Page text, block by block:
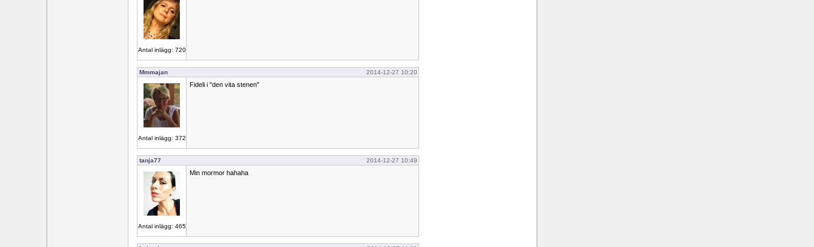
Antal inlägg: 720
Mmmajan 2014-12-27 10:20
Antal inlägg: 372
Fideli i "den vita stenen"
tanja77 2014-12-27 10:49
Antal inlägg: 465
Min mormor hahaha